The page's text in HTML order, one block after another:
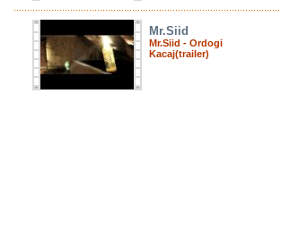
Mr.Siid
Mr.Siid - Ordogi
Kacaj(trailer)